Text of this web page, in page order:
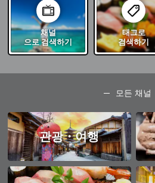
채널
으로 검색하기
태그로
검색하기
모든 채널
관광・여행